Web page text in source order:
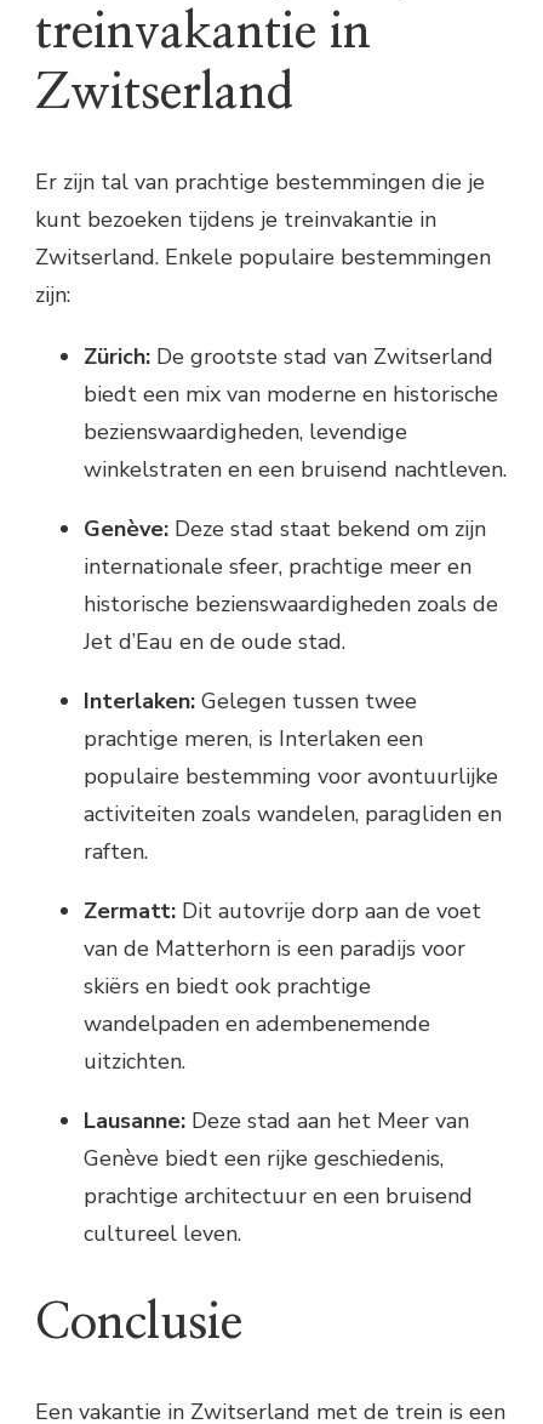
treinvakantie in
Zwitserland
Er zijn tal van prachtige bestemmingen die je
kunt bezoeken tijdens je treinvakantie in
Zwitserland. Enkele populaire bestemmingen
zijn:
Zürich: De grootste stad van Zwitserland
biedt een mix van moderne en historische
bezienswaardigheden, levendige
winkelstraten en een bruisend nachtleven.
Genève: Deze stad staat bekend om zijn
internationale sfeer, prachtige meer en
historische bezienswaardigheden zoals de
Jet d’Eau en de oude stad.
Interlaken: Gelegen tussen twee
prachtige meren, is Interlaken een
populaire bestemming voor avontuurlijke
activiteiten zoals wandelen, paragliden en
raften.
Zermatt: Dit autovrije dorp aan de voet
van de Matterhorn is een paradijs voor
skiërs en biedt ook prachtige
wandelpaden en adembenemende
uitzichten.
Lausanne: Deze stad aan het Meer van
Genève biedt een rijke geschiedenis,
prachtige architectuur en een bruisend
cultureel leven.
Conclusie
Een vakantie in Zwitserland met de trein is een